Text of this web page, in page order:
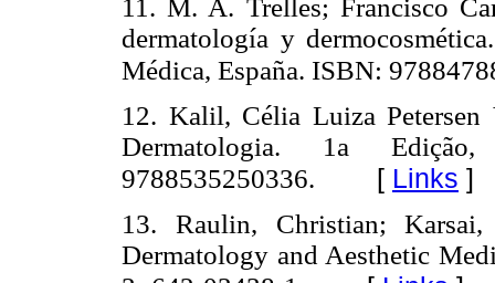
11. M. A. Trelles; Francisco
dermatología y
Médica, España. ISBN:
12. Kalil, Célia Luiza
Dermatologia. 1a
9788535250336. [ Links ]
13. Raulin, Christian;
Dermatology and Aesthetic